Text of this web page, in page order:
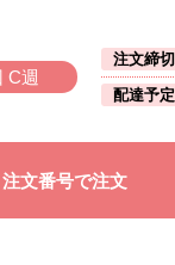
C週
注文締切
配達予定
注文番号で注文